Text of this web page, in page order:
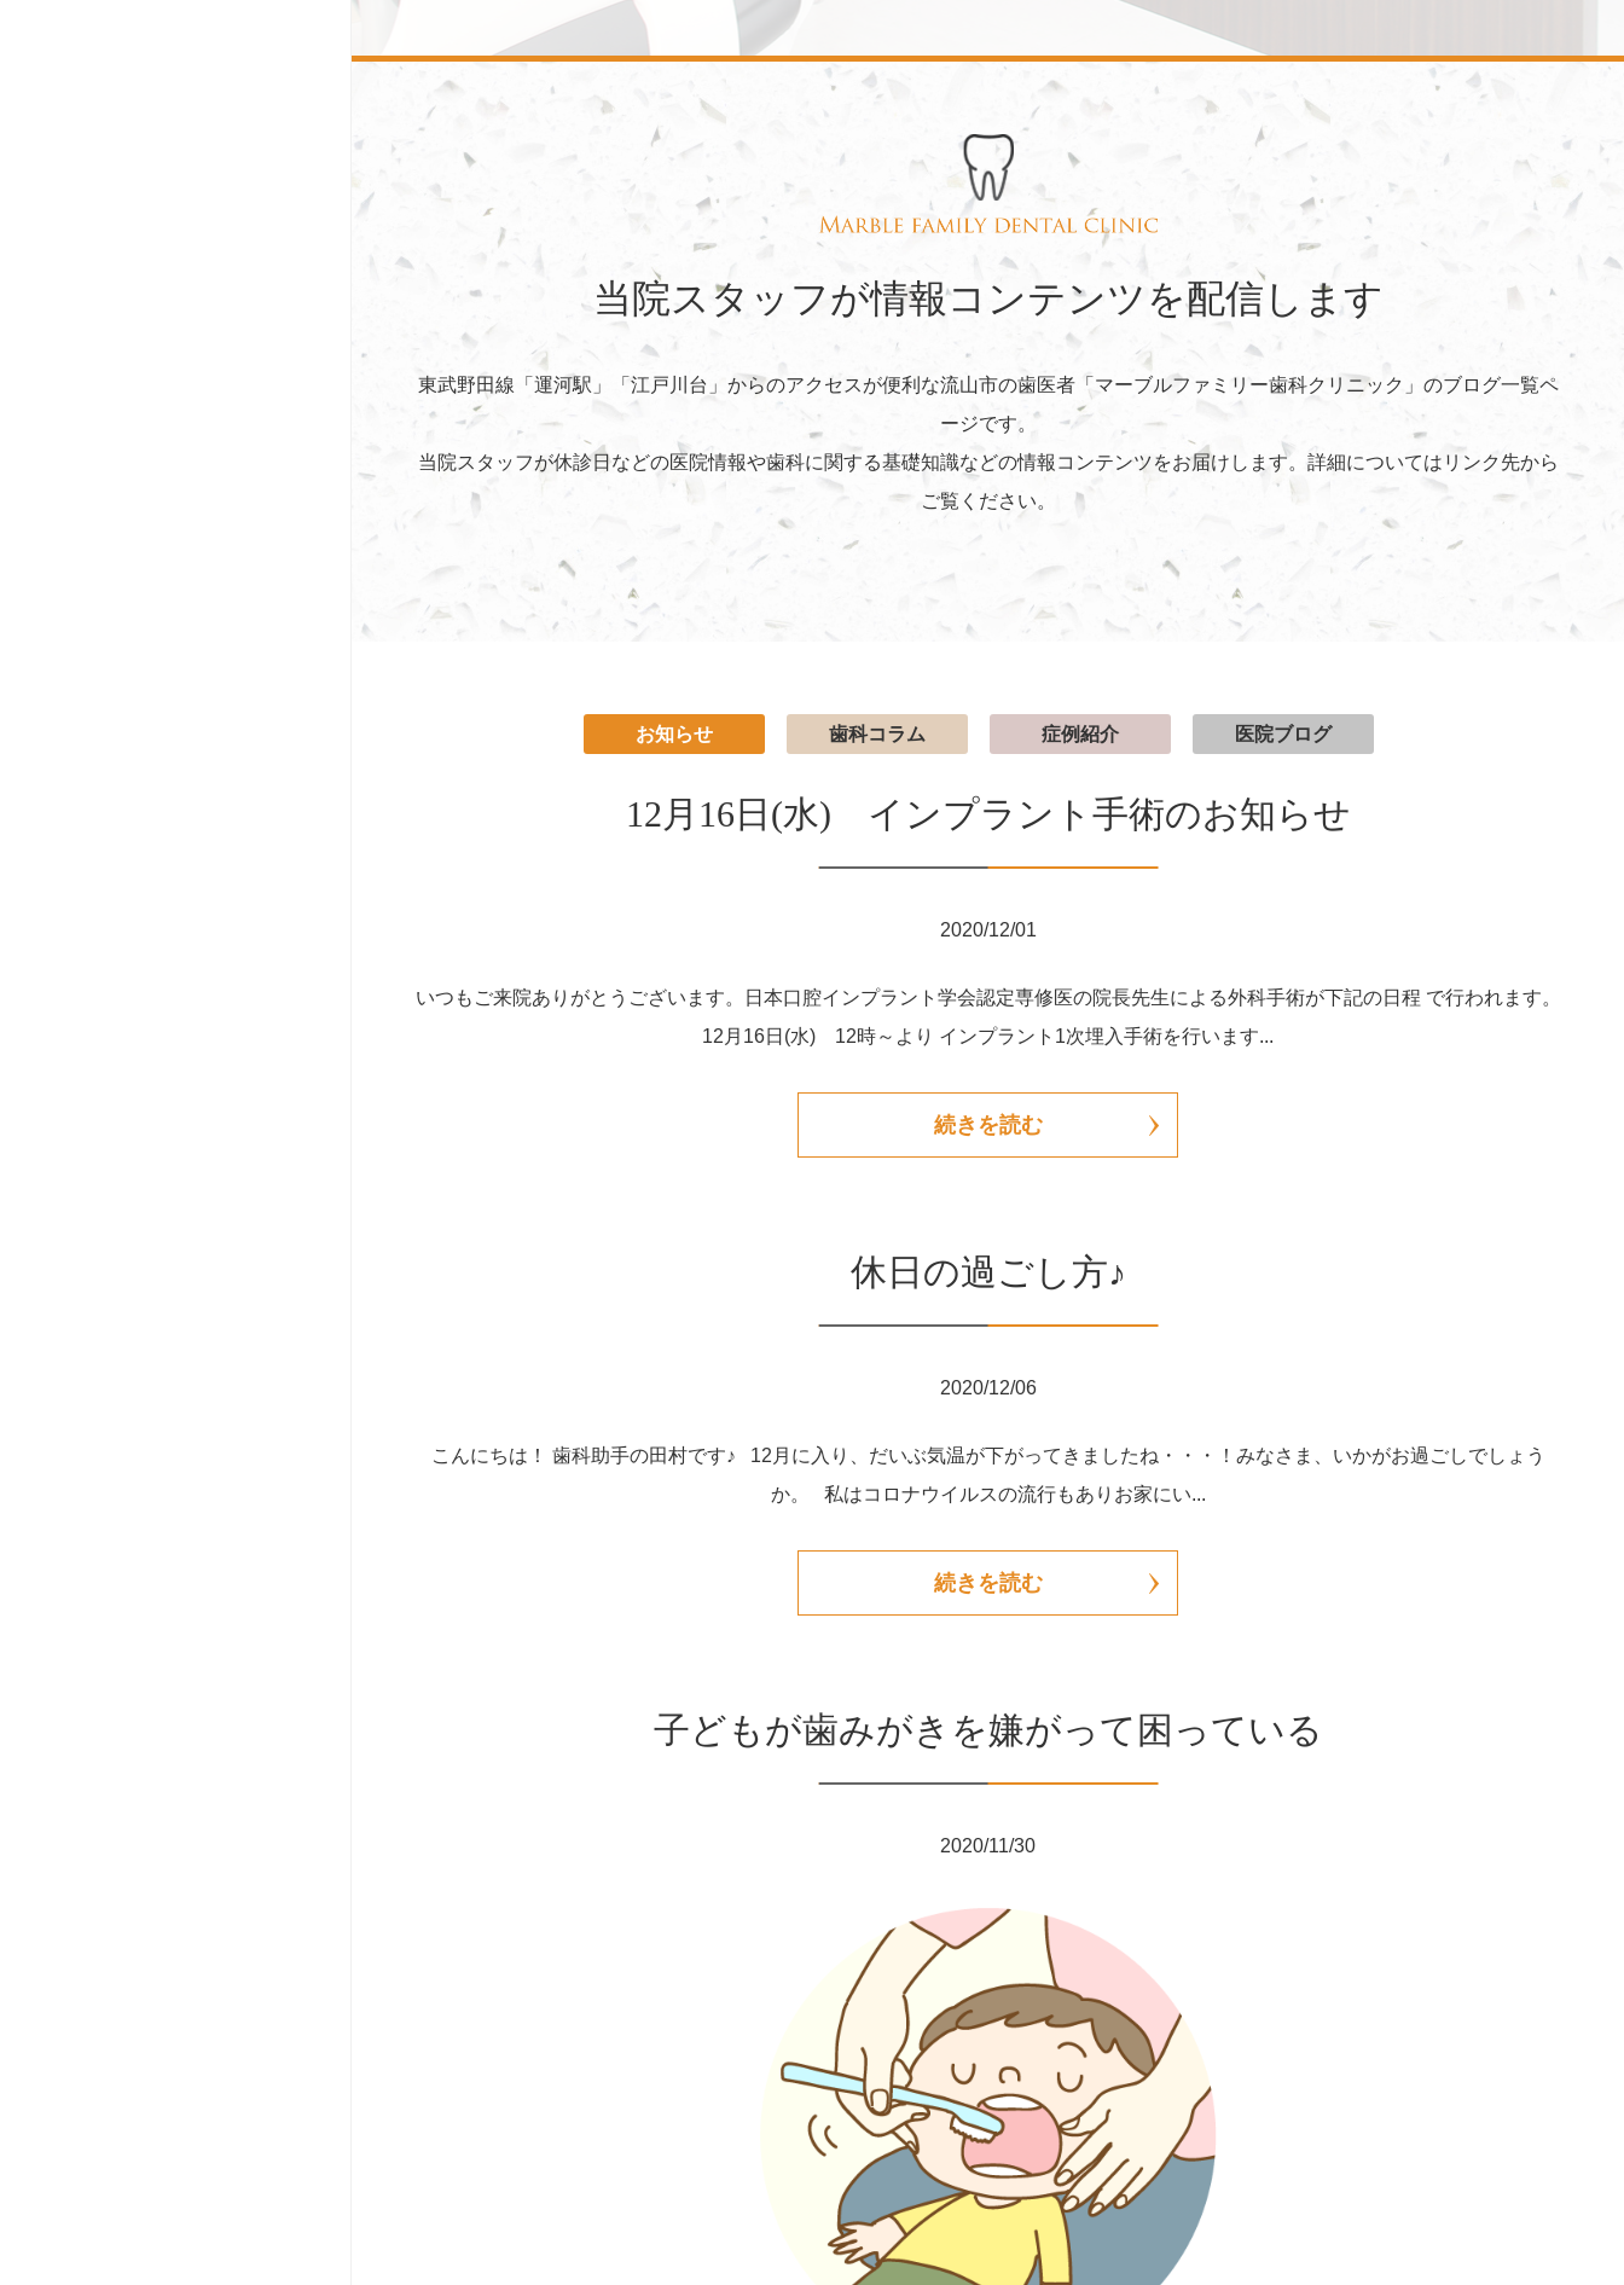
当院スタッフが情報コンテンツを配信します
東武野田線「運河駅」「江戸川台」からのアクセスが便利な流山市の歯医者「マーブルファミリー歯科クリニック」のブログ一覧ペ
ージです。
当院スタッフが休診日などの医院情報や歯科に関する基礎知識などの情報コンテンツをお届けします。詳細についてはリンク先から
ご覧ください。
お知らせ 歯科コラム 症例紹介 医院ブログ
12月16日(水) インプラント手術のお知らせ
2020/12/01
いつもご来院ありがとうございます。日本口腔インプラント学会認定専修医の院長先生による外科手術が下記の日程 で行われます。
12月16日(水) 12時～より インプラント1次埋入手術を行います...
続きを読む
休日の過ごし方♪
2020/12/06
こんにちは！ 歯科助手の田村です♪ 12月に入り、だいぶ気温が下がってきましたね・・・！みなさま、いかがお過ごしでしょう
か。 私はコロナウイルスの流行もありお家にい...
続きを読む
子どもが歯みがきを嫌がって困っている
2020/11/30